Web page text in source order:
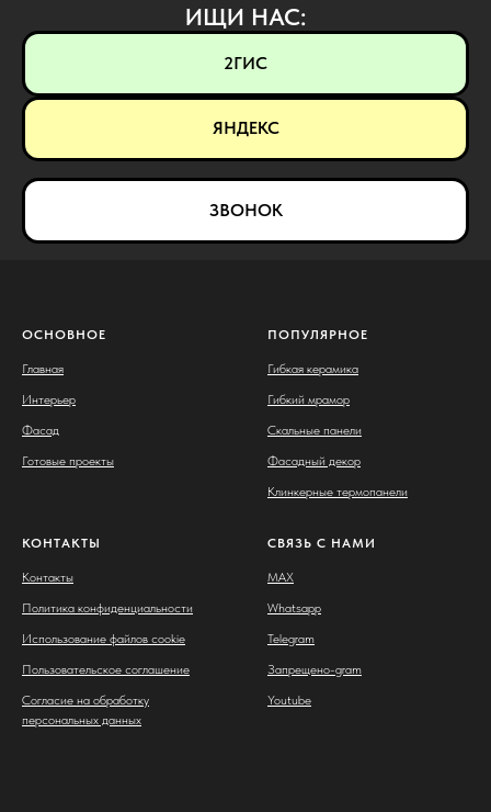
ИЩИ НАС:
2ГИС
ЯНДЕКС
ЗВОНОК
ОСНОВНОЕ
Главная
Интерьер
Фасад
Готовые проекты
ПОПУЛЯРНОЕ
Гибкая керамика
Гибкий мрамор
Скальные панели
Фасадный декор
Клинкерные термопанели
КОНТАКТЫ
Контакты
Политика конфиденциальности
Использование файлов cookie
Пользовательское соглашение
Согласие на обработку
персональных данных
СВЯЗЬ С НАМИ
MAX
Whatsapp
Telegram
Запрещено-gram
Youtube